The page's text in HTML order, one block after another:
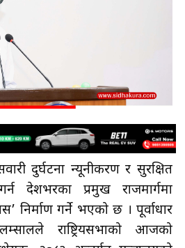
दुर्घटना न्यूनीकरण र सुरक्षित
देशभरका प्रमुख राजमार्गमा
निर्माण गर्ने भएको छ । पूर्वाधार
राष्ट्रियसभाको आजको